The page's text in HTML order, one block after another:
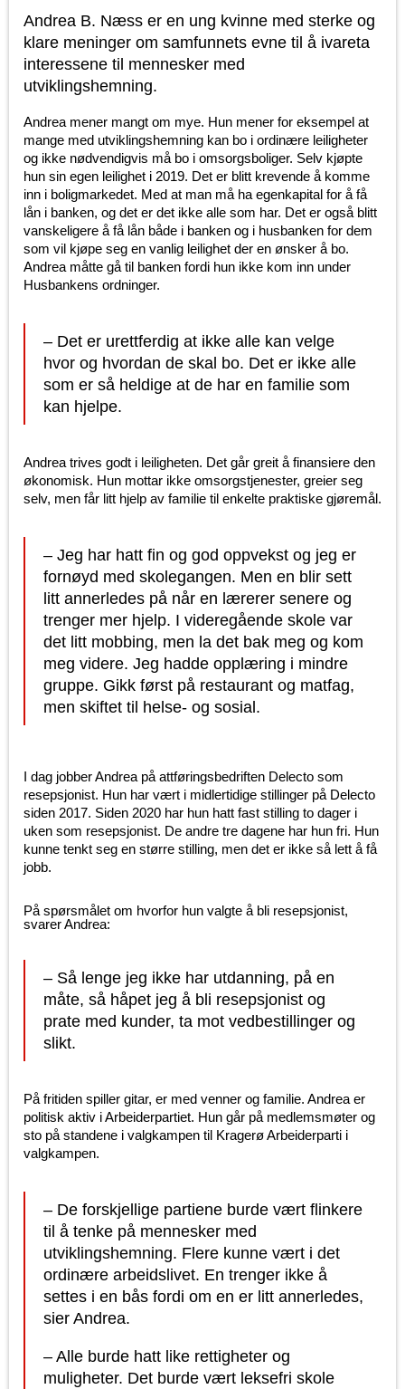
Andrea B. Næss er en ung kvinne med sterke og
klare meninger om samfunnets evne til å ivareta
interessene til mennesker med
utviklingshemning.
Andrea mener mangt om mye. Hun mener for eksempel at
mange med utviklingshemning kan bo i ordinære leiligheter
og ikke nødvendigvis må bo i omsorgsboliger. Selv kjøpte
hun sin egen leilighet i 2019. Det er blitt krevende å komme
inn i boligmarkedet. Med at man må ha egenkapital for å få
lån i banken, og det er det ikke alle som har. Det er også blitt
vanskeligere å få lån både i banken og i husbanken for dem
som vil kjøpe seg en vanlig leilighet der en ønsker å bo.
Andrea måtte gå til banken fordi hun ikke kom inn under
Husbankens ordninger.
– Det er urettferdig at ikke alle kan velge
hvor og hvordan de skal bo. Det er ikke alle
som er så heldige at de har en familie som
kan hjelpe.
Andrea trives godt i leiligheten. Det går greit å finansiere den
økonomisk. Hun mottar ikke omsorgstjenester, greier seg
selv, men får litt hjelp av familie til enkelte praktiske gjøremål.
– Jeg har hatt fin og god oppvekst og jeg er
fornøyd med skolegangen. Men en blir sett
litt annerledes på når en lærerer senere og
trenger mer hjelp. I videregående skole var
det litt mobbing, men la det bak meg og kom
meg videre. Jeg hadde opplæring i mindre
gruppe. Gikk først på restaurant og matfag,
men skiftet til helse- og sosial.
I dag jobber Andrea på attføringsbedriften Delecto som
resepsjonist. Hun har vært i midlertidige stillinger på Delecto
siden 2017. Siden 2020 har hun hatt fast stilling to dager i
uken som resepsjonist. De andre tre dagene har hun fri. Hun
kunne tenkt seg en større stilling, men det er ikke så lett å få
jobb.
På spørsmålet om hvorfor hun valgte å bli resepsjonist,
svarer Andrea:
– Så lenge jeg ikke har utdanning, på en
måte, så håpet jeg å bli resepsjonist og
prate med kunder, ta mot vedbestillinger og
slikt.
På fritiden spiller gitar, er med venner og familie. Andrea er
politisk aktiv i Arbeiderpartiet. Hun går på medlemsmøter og
sto på standene i valgkampen til Kragerø Arbeiderparti i
valgkampen.
– De forskjellige partiene burde vært flinkere
til å tenke på mennesker med
utviklingshemning. Flere kunne vært i det
ordinære arbeidslivet. En trenger ikke å
settes i en bås fordi om en er litt annerledes,
sier Andrea.
– Alle burde hatt like rettigheter og
muligheter. Det burde vært leksefri skole